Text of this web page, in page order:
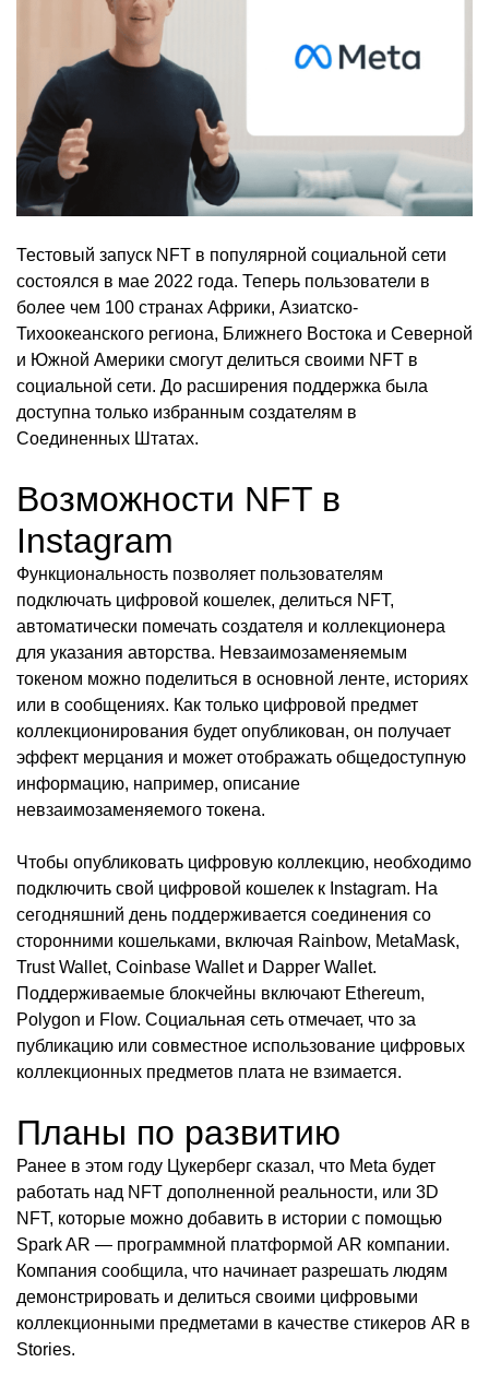
Тестовый запуск NFT в популярной социальной сети
состоялся в мае 2022 года. Теперь пользователи в
более чем 100 странах Африки, Азиатско-
Тихоокеанского региона, Ближнего Востока и Северной
и Южной Америки смогут делиться своими NFT в
социальной сети. До расширения поддержка была
доступна только избранным создателям в
Соединенных Штатах.
Возможности NFT в
Instagram
Функциональность позволяет пользователям
подключать цифровой кошелек, делиться NFT,
автоматически помечать создателя и коллекционера
для указания авторства. Невзаимозаменяемым
токеном можно поделиться в основной ленте, историях
или в сообщениях. Как только цифровой предмет
коллекционирования будет опубликован, он получает
эффект мерцания и может отображать общедоступную
информацию, например, описание
невзаимозаменяемого токена.
Чтобы опубликовать цифровую коллекцию, необходимо
подключить свой цифровой кошелек к Instagram. На
сегодняшний день поддерживается соединения со
сторонними кошельками, включая Rainbow, MetaMask,
Trust Wallet, Coinbase Wallet и Dapper Wallet.
Поддерживаемые блокчейны включают Ethereum,
Polygon и Flow. Социальная сеть отмечает, что за
публикацию или совместное использование цифровых
коллекционных предметов плата не взимается.
Планы по развитию
Ранее в этом году Цукерберг сказал, что Meta будет
работать над NFT дополненной реальности, или 3D
NFT, которые можно добавить в истории с помощью
Spark AR — программной платформой AR компании.
Компания сообщила, что начинает разрешать людям
демонстрировать и делиться своими цифровыми
коллекционными предметами в качестве стикеров AR в
Stories.